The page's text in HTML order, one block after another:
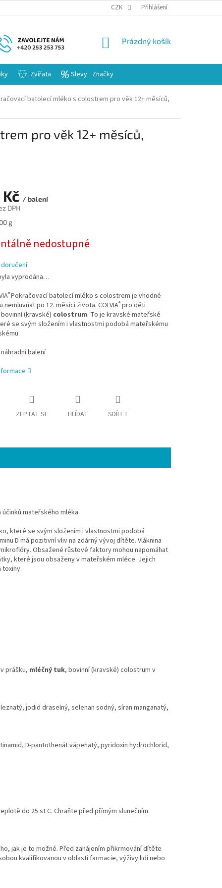
CZK Přihlášení
NÁKUPNÍ
Prázdný košík
Zvířata Slevy Značky
batolecí mléko s colostrem pro věk 12+ měsíců,
pro věk 12+ měsíců,
/ balení
DPH
g
nedostupné
vyprodána…
®Pokračovací batolecí mléko s colostrem je vhodné
nemluvňat po 12. měsíci života. COLVIA®pro děti
bovinní (kravské) colostrum. To je kravské mateřské
se svým složením i vlastnostmi podobá mateřskému
balení
ZEPTAT SE HLÍDAT SDÍLET
mateřského mléka.
které se svým složením i vlastnostmi podobá
D má pozitivní vliv na zdárný vývoj dítěte. Vláknina
Obsažené růstové faktory mohou napomáhat
které jsou obsaženy v mateřském mléce. Jejich
prášku, mléčný tuk, bovinní (kravské) colostrum v
jodid draselný, selenan sodný, síran manganatý,
D-pantothenát vápenatý, pyridoxin hydrochlorid,
do 25 st C. Chraňte před přímým slunečním
jak je to možné. Před zahájením přikrmování dítěte
kvalifikovanou v oblasti farmacie, výživy lidí nebo